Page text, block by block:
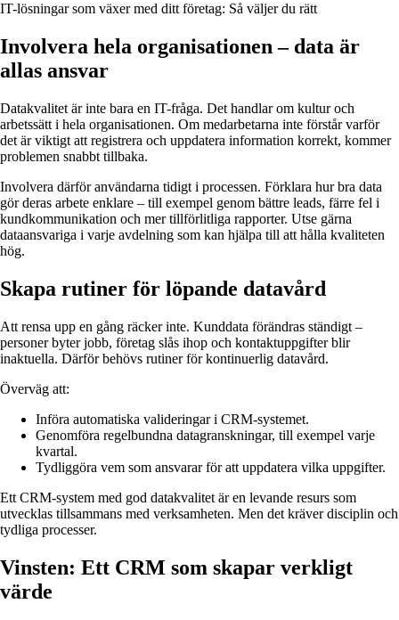
IT-lösningar som växer med ditt företag: Så väljer du rätt
Involvera hela organisationen – data är
allas ansvar
Datakvalitet är inte bara en IT-fråga. Det handlar om kultur och
arbetssätt i hela organisationen. Om medarbetarna inte förstår varför
det är viktigt att registrera och uppdatera information korrekt, kommer
problemen snabbt tillbaka.
Involvera därför användarna tidigt i processen. Förklara hur bra data
gör deras arbete enklare – till exempel genom bättre leads, färre fel i
kundkommunikation och mer tillförlitliga rapporter. Utse gärna
dataansvariga i varje avdelning som kan hjälpa till att hålla kvaliteten
hög.
Skapa rutiner för löpande datavård
Att rensa upp en gång räcker inte. Kunddata förändras ständigt –
personer byter jobb, företag slås ihop och kontaktuppgifter blir
inaktuella. Därför behövs rutiner för kontinuerlig datavård.
Överväg att:
Införa automatiska valideringar i CRM-systemet.
Genomföra regelbundna datagranskningar, till exempel varje
kvartal.
Tydliggöra vem som ansvarar för att uppdatera vilka uppgifter.
Ett CRM-system med god datakvalitet är en levande resurs som
utvecklas tillsammans med verksamheten. Men det kräver disciplin och
tydliga processer.
Vinsten: Ett CRM som skapar verkligt
värde